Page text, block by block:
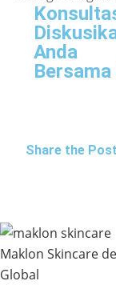
Anda
Bersama
Share the
Maklon Skincare
Global